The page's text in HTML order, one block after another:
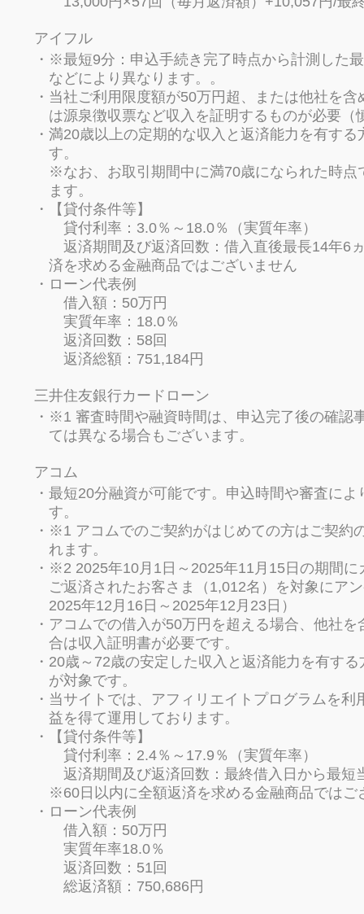
アイフル
※最短9分：申込手続き完了時点から計測した
などにより異なります。。
当社ご利用限度額が50万円超、または他社を
は源泉徴収票など収入を証明するものが必要（
満20歳以上の定期的な収入と返済能力を有す
す。
※なお、お取引期間中に満70歳になられた時
ます。
【貸付条件等】
貸付利率：3.0％～18.0％（実質年率）
返済期間及び返済回数：借入直後最長14年6
済を求める金融商品ではございません
ローン代表例
借入額：50万円
実質年率：18.0％
返済回数：58回
返済総額：751,184円
三井住友銀行カードローン
※1 審査時間や融資時間は、申込完了後の確認
ては異なる場合もございます。
アコム
最短20分融資が可能です。申込時間や審査に
す。
※1 アコムでのご契約がはじめての方はご契約
れます。
※2 2025年10月1日～2025年11月15日の期間
ご返済されたお客さま（1,012名）を対象にア
2025年12月16日～2025年12月23日）
アコムでの借入が50万円を超える場合、他社
合は収入証明書が必要です。
20歳～72歳の安定した収入と返済能力を有す
が対象です。
当サイトでは、アフィリエイトプログラムを
益を得て運用しております。
【貸付条件等】
貸付利率：2.4％～17.9％（実質年率）
返済期間及び返済回数：最終借入日から最短
※60日以内に全額返済を求める金融商品ではご
ローン代表例
借入額：50万円
実質年率18.0％
返済回数：51回
総返済額：750,686円